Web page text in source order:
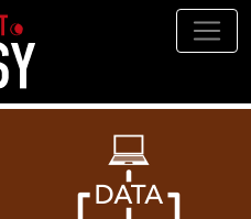
Aller au contenu principal